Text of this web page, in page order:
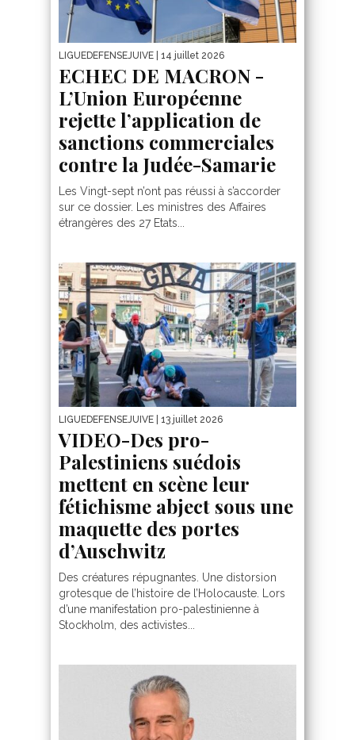
LIGUEDEFENSEJUIVE | 14 juillet 2026
ECHEC DE MACRON -
L’Union Européenne
rejette l’application de
sanctions commerciales
contre la Judée-Samarie
Les Vingt-sept n’ont pas réussi à s’accorder
sur ce dossier. Les ministres des Affaires
étrangères des 27 Etats...
LIGUEDEFENSEJUIVE | 13 juillet 2026
VIDEO-Des pro-
Palestiniens suédois
mettent en scène leur
fétichisme abject sous une
maquette des portes
d’Auschwitz
Des créatures répugnantes. Une distorsion
grotesque de l’histoire de l’Holocauste. Lors
d’une manifestation pro-palestinienne à
Stockholm, des activistes...